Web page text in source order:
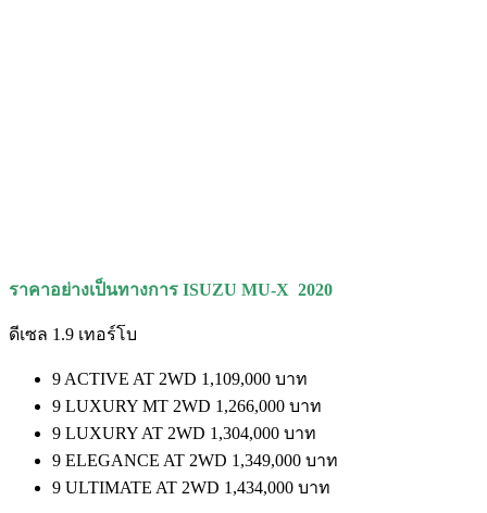
ราคาอย่างเป็นทางการ ISUZU MU-X 2020
ดีเซล 1.9 เทอร์โบ
9 ACTIVE AT 2WD 1,109,000 บาท
9 LUXURY MT 2WD 1,266,000 บาท
9 LUXURY AT 2WD 1,304,000 บาท
9 ELEGANCE AT 2WD 1,349,000 บาท
9 ULTIMATE AT 2WD 1,434,000 บาท